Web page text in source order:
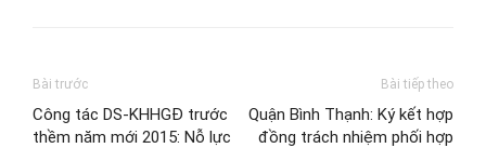
Bài trước
Công tác DS-KHHGĐ trước
thềm năm mới 2015: Nỗ lực
Bài tiếp theo
Quận Bình Thạnh: Ký kết hợp
đồng trách nhiệm phối hợp